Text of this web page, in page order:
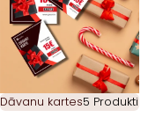
Dāvanu kartes5 Produkti